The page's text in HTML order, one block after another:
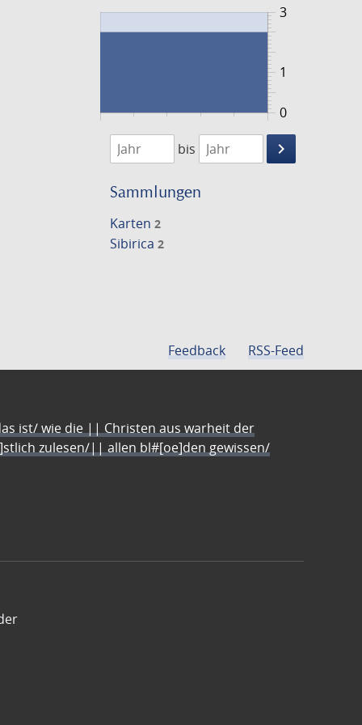
0
3
1
1720
1721
bis
keyboard_arrow_right
Suche
Sammlungen
Karten 2
Sibirica 2
Feedback RSS-Feed
ist/ wie die || Christen aus warheit der
zulesen/|| allen bl#[oe]den gewissen/